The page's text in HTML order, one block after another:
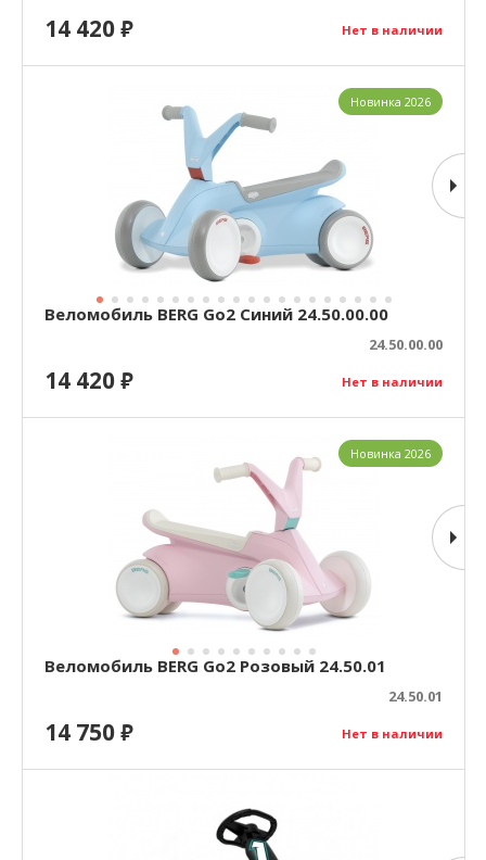
Нет в наличии
14 420₽
Веломобиль BERG Go2 Синий 24.50.00.00
24.50.00.00
Нет в наличии
14 420₽
Новинка 2026
Веломобиль BERG Go2 Розовый 24.50.01
24.50.01
Нет в наличии
14 750₽
Новинка 2026